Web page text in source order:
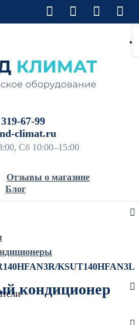
67-99
climat.ru
Сб 10:00–15:00
Отзывы о магазине
Блог
KSUT140HFAN3L
кондиционер